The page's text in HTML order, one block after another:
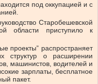
под оккупацией и с
Старобешевской
области приступило к
проекты” распространяет
структур о расширении
машинистов, водителей и
зарплаты, бесплатное
пакет.